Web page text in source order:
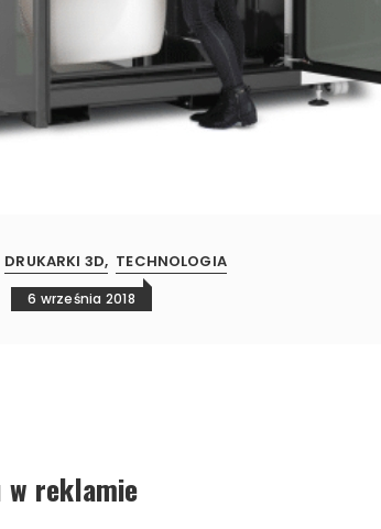
DRUKARKI 3D TECHNOLOGIA
6 września 2018
w reklamie